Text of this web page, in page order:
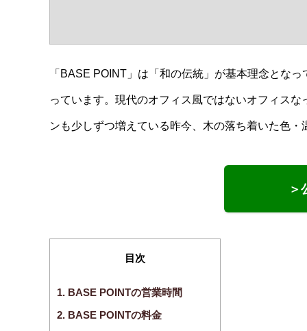
「BASE POINT」は「和の伝統」が基本理念とな
っています。現代のオフィス風ではないオフィス
ンも少しずつ増えている昨今、木の落ち着いた色
＞
目次
1. BASE POINTの営業時間
2. BASE POINTの料金